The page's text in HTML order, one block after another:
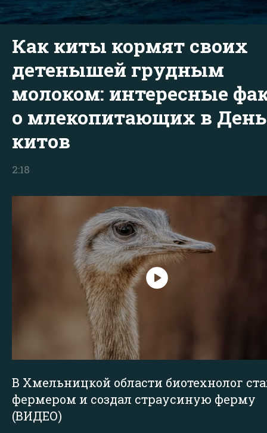
Как киты кормят своих
детенышей грудным
молоком: интересные
о млекопитающих в День
китов
2:18
В Хмельницкой области биотехнолог
фермером и создал страусиную ферму
(ВИДЕО)